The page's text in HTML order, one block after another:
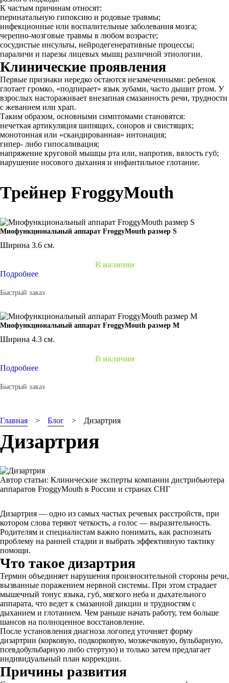
К частым причинам относят:
перинатальную гипоксию и родовые травмы;
инфекционные или воспалительные заболевания мозга;
черепно‐мозговые травмы в любом возрасте;
сосудистые инсульты, нейродегенеративные процессы;
параличи и парезы лицевых мышц различной этиологии.
Клинические проявления
Первые признаки нередко остаются незамеченными: ребенок
глотает громко, «подпирает» язык зубами, часто дышит ртом. У
взрослых настораживает внезапная смазанность речи, трудности
с жеванием или храп.
Таким образом, основными симптомами становятся:
нечеткая артикуляция шипящих, соноров и свистящих;
монотонная или «скандированная» интонация;
гипер‐ либо гипосаливация;
напряжение круговой мышцы рта или, напротив, вялость губ;
нарушение носового дыхания и инфантильное глотание.
Трейнер FroggyMouth
Миофункциональный аппарат FroggyMouth размер S
Ширина 3.6 см.
В наличии
Подробнее
Быстрый заказ
Миофункциональный аппарат FroggyMouth размер M
Ширина 4.3 см.
В наличии
Подробнее
Быстрый заказ
Главная Блог Дизартрия
Дизартрия
Автор статьи: Клинические эксперты компании дистрибьютера
аппаратов FroggyMouth в России и странах СНГ
Дизартрия — одно из самых частых речевых расстройств, при
котором слова теряют четкость, а голос — выразительность.
Родителям и специалистам важно понимать, как распознать
проблему на ранней стадии и выбрать эффективную тактику
помощи.
Что такое дизартрия
Термин объединяет нарушения произносительной стороны речи,
вызванные поражением нервной системы. При этом страдает
мышечный тонус языка, губ, мягкого неба и дыхательного
аппарата, что ведет к смазанной дикции и трудностям с
дыханием и глотанием. Чем раньше начать работу, тем больше
шансов на полноценное восстановление.
После установления диагноза логопед уточняет форму
дизартрии (корковую, подкорковую, мозжечковую, бульбарную,
псевдобульбарную либо стертую) и только затем предлагает
индивидуальный план коррекции.
Причины развития